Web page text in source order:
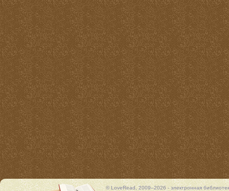
© LoveRead, 2009–2026 - электронная